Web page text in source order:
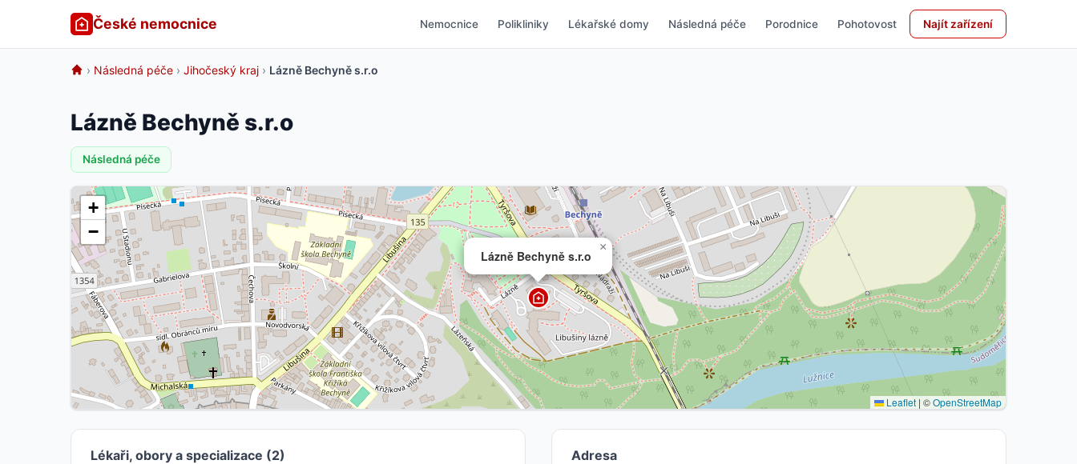
České nemocnice Nemocnice Polikliniky Lékařské domy Následná péče Porodnice Pohotovost Najít zařízení
› Následná péče › Jihočeský kraj › Lázně Bechyně s.r.o
Lázně Bechyně s.r.o
Následná péče
Lázně Bechyně s.r.o
×
+
−
Leaflet | ©OpenStreetMap
Lékaři, obory a specializace (2) Adresa